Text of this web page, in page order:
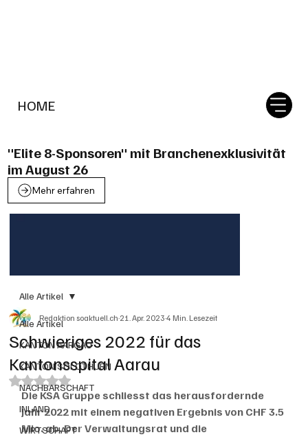
HOME
"Elite 8-Sponsoren" mit Branchenexklusivität
im August 26
Mehr erfahren
Alle Artikel
KANTON AARGAU
KANTON SOLOTHURN
NACHBARSCHAFT
INLAND
WIRTSCHAFT
Alle Artikel
Schwieriges 2022 für das
Kantonsspital Aarau
Redaktion soaktuell.ch21. Apr. 20234 Min. Lesezeit
Mit NaN von 5 Sternen bewertet.
Die KSA Gruppe schliesst das herausfordernde
Jahr 2022 mit einem negativen Ergebnis von CHF 3.5
Mio. ab. Der Verwaltungsrat und die